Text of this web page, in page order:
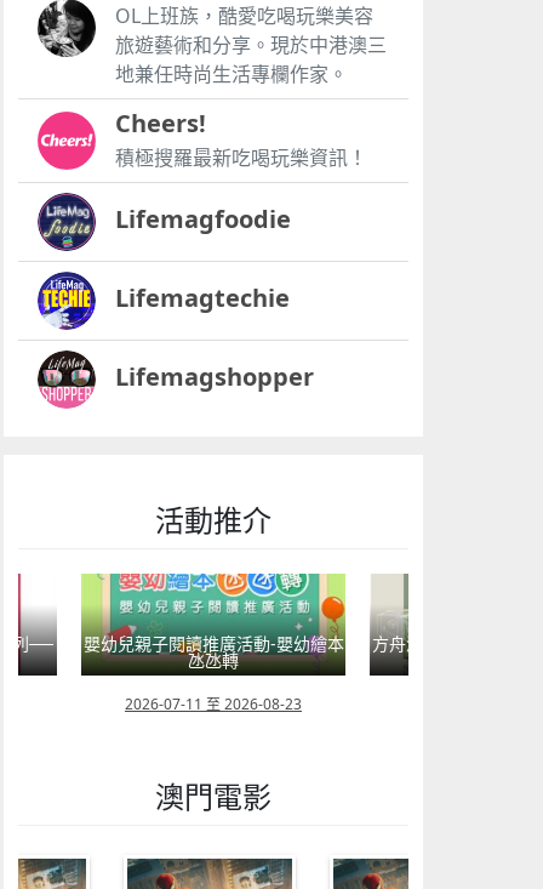
OL上班族，酷愛吃喝玩樂美容
旅遊藝術和分享。現於中港澳三
地兼任時尚生活專欄作家。
Cheers!
積極搜羅最新吃喝玩樂資訊！
Lifemagfoodie
Lifemagtechie
Lifemagshopper
活動推介
列── 嬰幼兒親子閱讀推廣活動-嬰幼繪本
氹氹轉
2026-07-11 至 2026-08-23
方舟澳門藝術學會呈
澳門電影